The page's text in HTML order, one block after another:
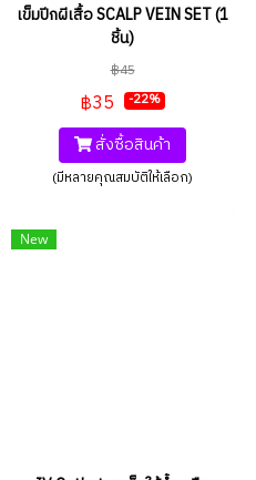
เข็มปีกผีเสื้อ SCALP VEIN SET (1
ชิ้น)
฿45
฿35 -22%
สั่งซื้อสินค้า
(มีหลายคุณสมบัติให้เลือก)
New